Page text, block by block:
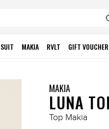
SUIT MAKIA RVLT GIFT
MAKIA
LUNA
Top Makia